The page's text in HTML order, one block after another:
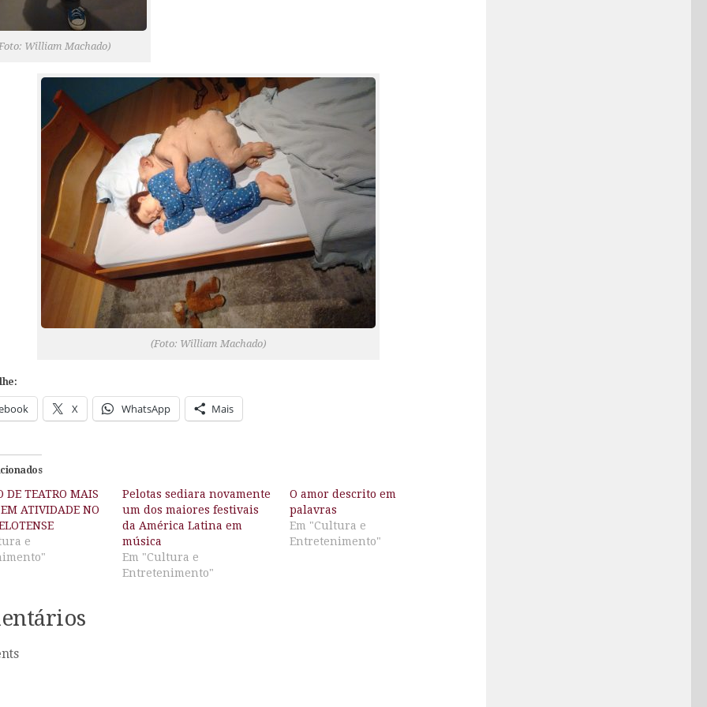
William Machado)
(Foto: William Machado)
X WhatsApp Mais
DE TEATRO MAIS
ATIVIDADE NO
e
Pelotas sediara novamente
um dos maiores festivais
da América Latina em
música
Em "Cultura e
Entretenimento"
O amor descrito em
palavras
Em "Cultura e
Entretenimento"